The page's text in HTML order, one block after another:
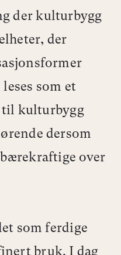
der kulturbygg
der
som et
til kulturbygg
dersom
over
som ferdige
bruk. I dag